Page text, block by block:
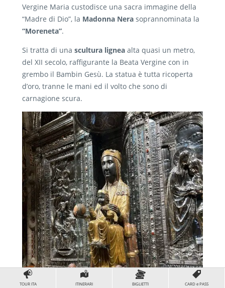
Vergine Maria custodisce una sacra immagine della
“Madre di Dio”, la Madonna Nera soprannominata la
“Moreneta”.
Si tratta di una scultura lignea alta quasi un metro,
del XII secolo, raffigurante la Beata Vergine con in
grembo il Bambin Gesù. La statua è tutta ricoperta
d’oro, tranne le mani ed il volto che sono di
carnagione scura.
TOUR ITA ITINERARI BIGLIETTI CARD e PASS